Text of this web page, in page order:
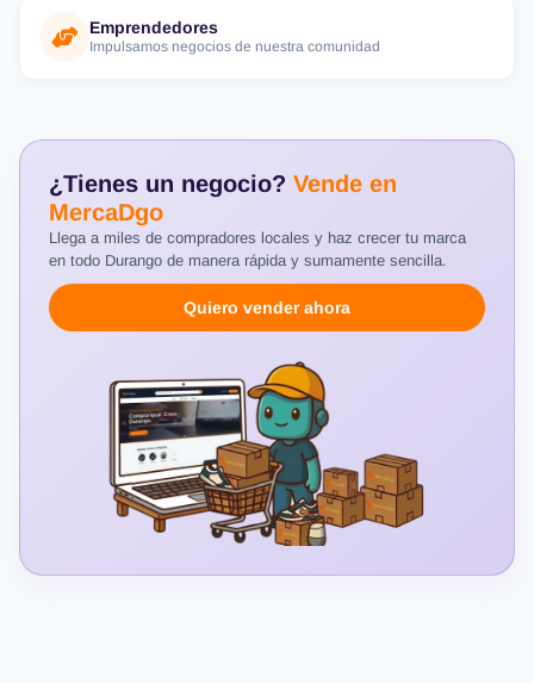
Emprendedores
Impulsamos negocios de nuestra comunidad
¿Tienes un negocio? Vende en
MercaDgo
Llega a miles de compradores locales y haz crecer tu marca
en todo Durango de manera rápida y sumamente sencilla.
Quiero vender ahora